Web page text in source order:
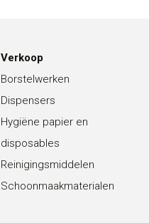
Verkoop
Borstelwerken
Dispensers
Hygiëne papier en
disposables
Reinigingsmiddelen
Schoonmaakmaterialen